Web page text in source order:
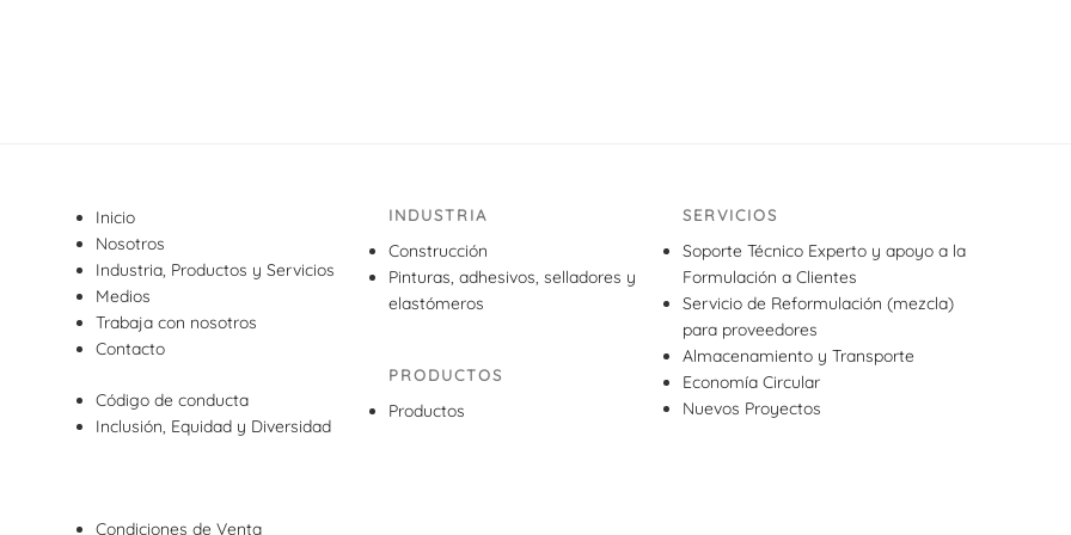
Inicio
Nosotros
Industria, Productos y Servicios
Medios
Trabaja con nosotros
Contacto
Código de conducta
Inclusión, Equidad y Diversidad
Condiciones de Venta
INDUSTRIA
Construcción
Pinturas, adhesivos, selladores y
elastómeros
PRODUCTOS
Productos
SERVICIOS
Soporte Técnico Experto y apoyo a la
Formulación a Clientes
Servicio de Reformulación (mezcla)
para proveedores
Almacenamiento y Transporte
Economía Circular
Nuevos Proyectos